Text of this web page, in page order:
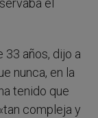
el
33 años, dijo a
nunca, en la
tenido que
compleja y